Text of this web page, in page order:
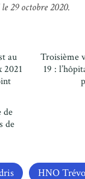
29 octobre 2020.
au
2021
Troisième
19 :
de
de
HNO